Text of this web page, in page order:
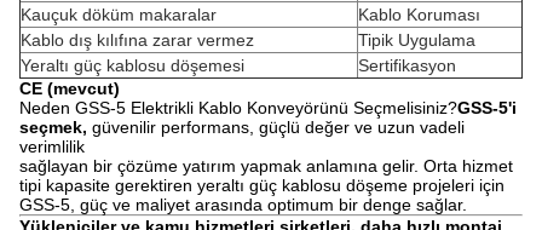
Kauçuk döküm makaralar
Kablo Koruması
Kablo dış kılıfına zarar vermez
Tipik Uygulama
Yeraltı güç kablosu döşemesi
Sertifikasyon
CE (mevcut)
Neden GSS-5 Elektrikli Kablo Konveyörünü Seçmelisiniz?GSS-5'i
seçmek, güvenilir performans, güçlü değer ve uzun vadeli
verimlilik
sağlayan bir çözüme yatırım yapmak anlamına gelir. Orta hizmet
tipi kapasite gerektiren yeraltı güç kablosu döşeme projeleri için
GSS-5, güç ve maliyet arasında optimum bir denge sağlar.